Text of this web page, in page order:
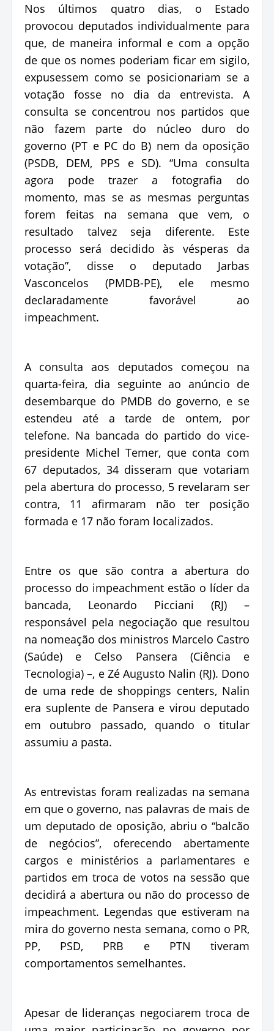
Nos últimos quatro dias, o Estado
provocou deputados individualmente para
que, de maneira informal e com a opção
de que os nomes poderiam ficar em sigilo,
expusessem como se posicionariam se a
votação fosse no dia da entrevista. A
consulta se concentrou nos partidos que
não fazem parte do núcleo duro do
governo (PT e PC do B) nem da oposição
(PSDB, DEM, PPS e SD). “Uma consulta
agora pode trazer a fotografia do
momento, mas se as mesmas perguntas
forem feitas na semana que vem, o
resultado talvez seja diferente. Este
processo será decidido às vésperas da
votação”, disse o deputado Jarbas
Vasconcelos (PMDB-PE), ele mesmo
declaradamente favorável ao
impeachment.
A consulta aos deputados começou na
quarta-feira, dia seguinte ao anúncio de
desembarque do PMDB do governo, e se
estendeu até a tarde de ontem, por
telefone. Na bancada do partido do vice-
presidente Michel Temer, que conta com
67 deputados, 34 disseram que votariam
pela abertura do processo, 5 revelaram ser
contra, 11 afirmaram não ter posição
formada e 17 não foram localizados.
Entre os que são contra a abertura do
processo do impeachment estão o líder da
bancada, Leonardo Picciani (RJ) –
responsável pela negociação que resultou
na nomeação dos ministros Marcelo Castro
(Saúde) e Celso Pansera (Ciência e
Tecnologia) –, e Zé Augusto Nalin (RJ). Dono
de uma rede de shoppings centers, Nalin
era suplente de Pansera e virou deputado
em outubro passado, quando o titular
assumiu a pasta.
As entrevistas foram realizadas na semana
em que o governo, nas palavras de mais de
um deputado de oposição, abriu o “balcão
de negócios”, oferecendo abertamente
cargos e ministérios a parlamentares e
partidos em troca de votos na sessão que
decidirá a abertura ou não do processo de
impeachment. Legendas que estiveram na
mira do governo nesta semana, como o PR,
PP, PSD, PRB e PTN tiveram
comportamentos semelhantes.
Apesar de lideranças negociarem troca de